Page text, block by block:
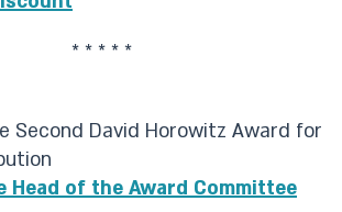
* * * * *
Second David Horowitz Award for
Head of the Award Committee